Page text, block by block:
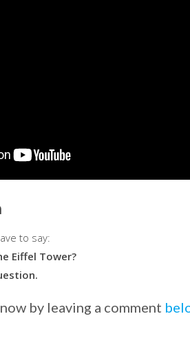
to say:
Eiffel Tower?
by leaving a comment